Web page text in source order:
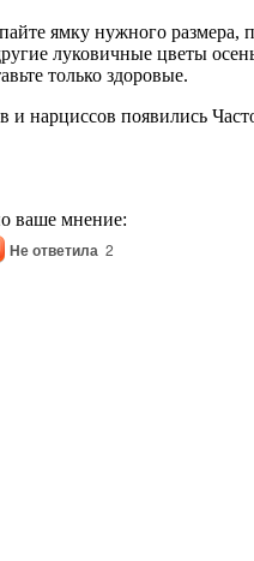
ямку нужного размера,
луковичные цветы
только здоровые.
нарциссов появились
ваше мнение:
Не ответила 2